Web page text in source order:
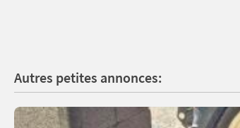
Autres petites annonces: